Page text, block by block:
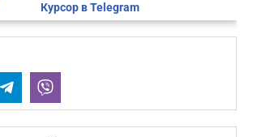
Курсор в Telegram
Telegram